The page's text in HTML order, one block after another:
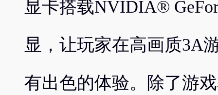
显卡搭载NVIDIA®
显，让玩家在高画质3A
有出色的体验。除了游